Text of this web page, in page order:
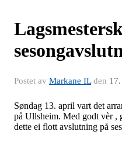
Postet av Markane ILden
Søndag 13. april vart det
på Ullsheim. Med godt vèr ,
dette ei flott avslutning på